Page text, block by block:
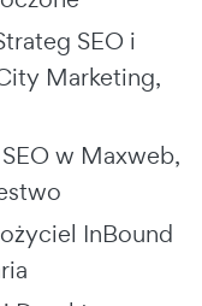
SEO i
Marketing,
w Maxweb,
InBound